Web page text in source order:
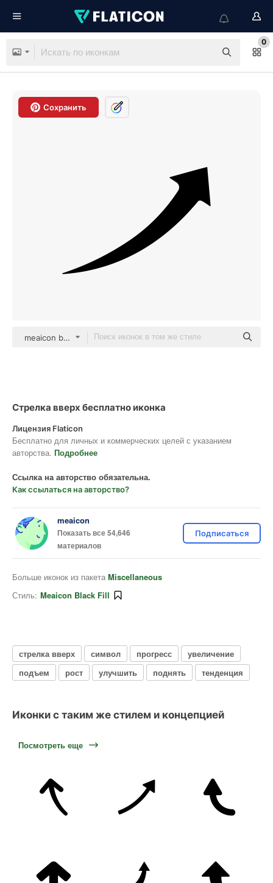
0
Сохранить
meaicon black fill
Стрелка вверх бесплатно иконка
Лицензия Flaticon
Бесплатно для личных и коммерческих целей с указанием
авторства. Подробнее
Ссылка на авторство обязательна.
Как ссылаться на авторство?
meaicon
Показать все 54,646
материалов
Подписаться
Больше иконок из пакета Miscellaneous
Стиль: Meaicon Black Fill
стрелка вверх символ прогресс
увеличение
подъем
рост улучшить поднять тенденция
Иконки с таким же стилем и концепцией
Посмотреть еще